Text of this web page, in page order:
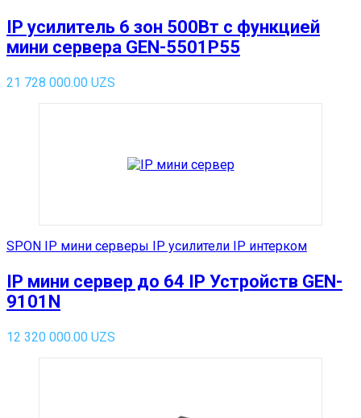
IP усилитель 6 зон 500Вт с функцией
мини сервера GEN-5501P55
21 728 000.00 UZS
SPON IP мини серверы IP усилители IP интерком
IP мини сервер до 64 IP Устройств GEN-
9101N
12 320 000.00 UZS